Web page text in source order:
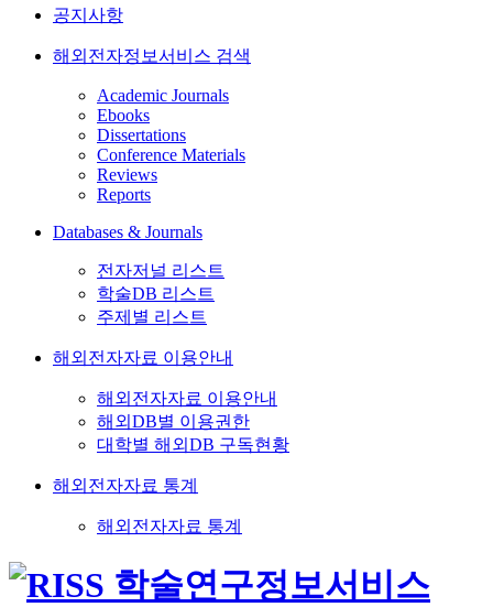
공지사항
해외전자정보서비스 검색
Academic Journals
Ebooks
Dissertations
Conference Materials
Reviews
Reports
Databases & Journals
전자저널 리스트
학술DB 리스트
주제별 리스트
해외전자자료 이용안내
해외전자자료 이용안내
해외DB별 이용권한
대학별 해외DB 구독현황
해외전자자료 통계
해외전자자료 통계